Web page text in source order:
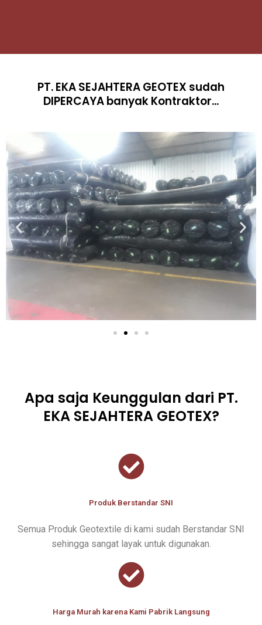
PT. EKA SEJAHTERA GEOTEX sudah
DIPERCAYA banyak Kontraktor...
Apa saja Keunggulan dari PT.
EKA SEJAHTERA GEOTEX?
Produk Berstandar SNI
Semua Produk Geotextile di kami sudah Berstandar SNI
sehingga sangat layak untuk digunakan.
Harga Murah karena Kami Pabrik Langsung